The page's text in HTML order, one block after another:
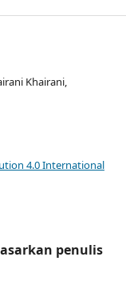
Khairani,
4.0 International
penulis